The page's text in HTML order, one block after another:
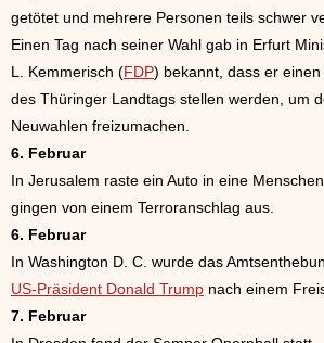
getötet und mehrere Personen teils schwer
Einen Tag nach seiner Wahl gab in Erfurt
L. Kemmerisch (FDP) bekannt, dass er
des Thüringer Landtags stellen werden, um
Neuwahlen freizumachen.
6. Februar
In Jerusalem raste ein Auto in eine
gingen von einem Terroranschlag aus.
6. Februar
In Washington D. C. wurde das
US-Präsident Donald Trump nach einem
7. Februar